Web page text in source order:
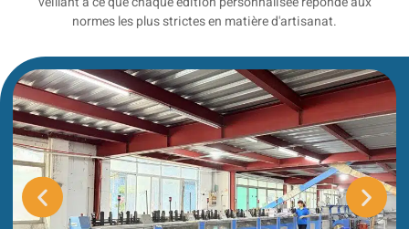
normes les plus strictes en matière d'artisanat.